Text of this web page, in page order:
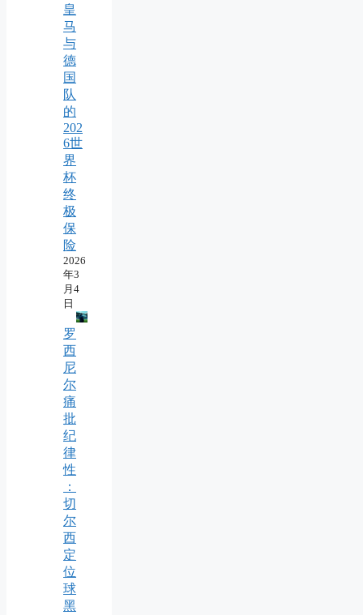
皇
马
与
德
国
队
的
202
6世
界
杯
终
极
保
险
2026
年3
月4
日
罗
西
尼
尔
痛
批
纪
律
性
：
切
尔
西
定
位
球
黑